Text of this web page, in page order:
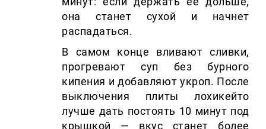
она станет сухой и начнет
распадаться.
В самом конце вливают сливки,
прогревают суп без бурного
кипения и добавляют укроп. После
выключения плиты лохикейто
лучше дать постоять 10 минут под
крышкой — вкус станет более